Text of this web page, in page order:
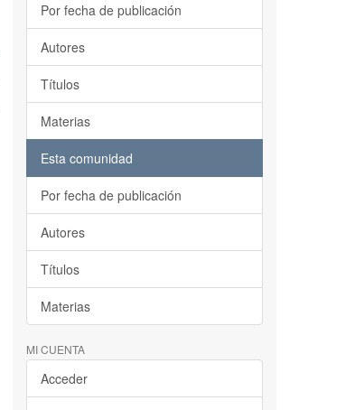
Por fecha de publicación
Autores
Títulos
Materias
Esta comunidad
Por fecha de publicación
Autores
Títulos
Materias
MI CUENTA
Acceder